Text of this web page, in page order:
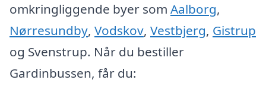
omkringliggende byer som Aalborg,
Nørresundby, Vodskov, Vestbjerg, Gistrup
og Svenstrup. Når du bestiller
Gardinbussen, får du: